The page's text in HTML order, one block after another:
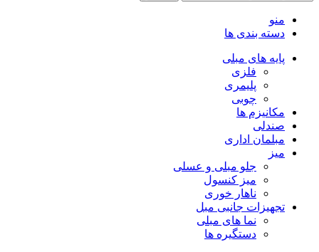
منو
دسته بندی ها
پایه های مبلی
فلزی
پلیمری
چوبی
مکانیزم ها
صندلی
مبلمان اداری
میز
جلو مبلی و عسلی
میز کنسول
ناهار خوری
تجهیزات جانبی مبل
نما های مبلی
دستگیره ها